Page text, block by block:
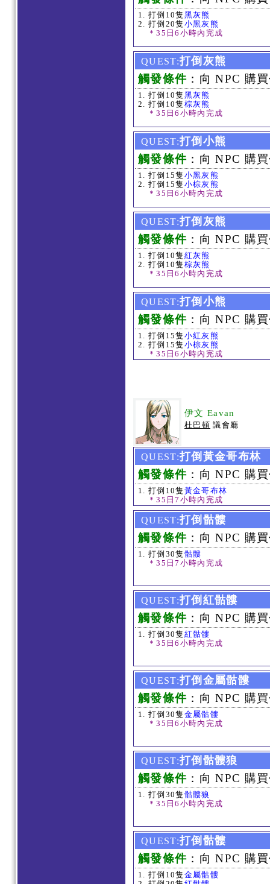
打倒10隻 黑灰熊
打倒20隻 小黑灰熊
＊35日6小時內完成
QUEST:打倒灰熊
觸發條件 ：向 NPC 購
打倒10隻 黑灰熊
打倒10隻 棕灰熊
＊35日6小時內完成
QUEST:打倒小熊
觸發條件 ：向 NPC 購
打倒15隻 小黑灰熊
打倒15隻 小棕灰熊
＊35日6小時內完成
QUEST:打倒灰熊
觸發條件 ：向 NPC 購
打倒10隻 紅灰熊
打倒10隻 棕灰熊
＊35日6小時內完成
QUEST:打倒小熊
觸發條件 ：向 NPC 購
打倒15隻 小紅灰熊
打倒15隻 小棕灰熊
＊35日6小時內完成
伊文 Eavan
杜巴頓 議會廳
QUEST:打倒黃金哥布林
觸發條件 ：向 NPC 購
打倒10隻 黃金哥布林
＊35日7小時內完成
QUEST:打倒骷髏
觸發條件 ：向 NPC 購
打倒30隻 骷髏
＊35日7小時內完成
QUEST:打倒紅骷髏
觸發條件 ：向 NPC 購
打倒30隻 紅骷髏
＊35日6小時內完成
QUEST:打倒金屬骷髏
觸發條件 ：向 NPC 購
打倒30隻 金屬骷髏
＊35日6小時內完成
QUEST:打倒骷髏狼
觸發條件 ：向 NPC 購
打倒30隻 骷髏狼
＊35日6小時內完成
QUEST:打倒骷髏
觸發條件 ：向 NPC 購
打倒10隻 金屬骷髏